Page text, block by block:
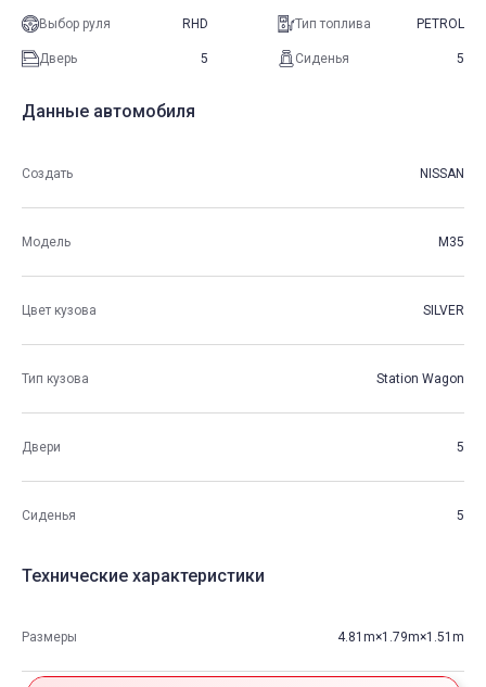
Выбор руля RHD Тип топлива PETROL
Дверь 5 Сиденья 5
Данные автомобиля
Создать NISSAN
Модель M35
Цвет кузова SILVER
Тип кузова Station Wagon
Двери 5
Сиденья 5
Технические характеристики
Размеры 4.81m×1.79m×1.51m